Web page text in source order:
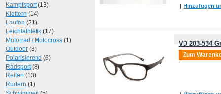
| Hinzufügen
VD 203-534
Zum
Kampfsport(13)
Klettern (14)
Laufen (21)
Leichtathletik (17)
Motorrad / Motocross (1)
Outdoor (3)
Polarisierend (6)
Radsport(8)
Reiten (13)
Rudern (1)